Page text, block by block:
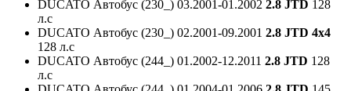
DUCATO Автобус (230_) 03.2001-01.2002 2.8 JTD 128
л.с
DUCATO Автобус (230_) 02.2001-09.2001 2.8 JTD 4x4
128 л.с
DUCATO Автобус (244_) 01.2002-12.2011 2.8 JTD 128
л.с